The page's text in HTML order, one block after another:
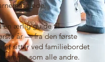
en ærlig guide til
år — fra den første
sitter ved familiebordet
samme som alle andre.